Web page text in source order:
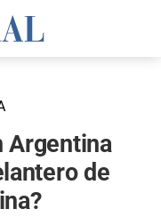
Argentina
de